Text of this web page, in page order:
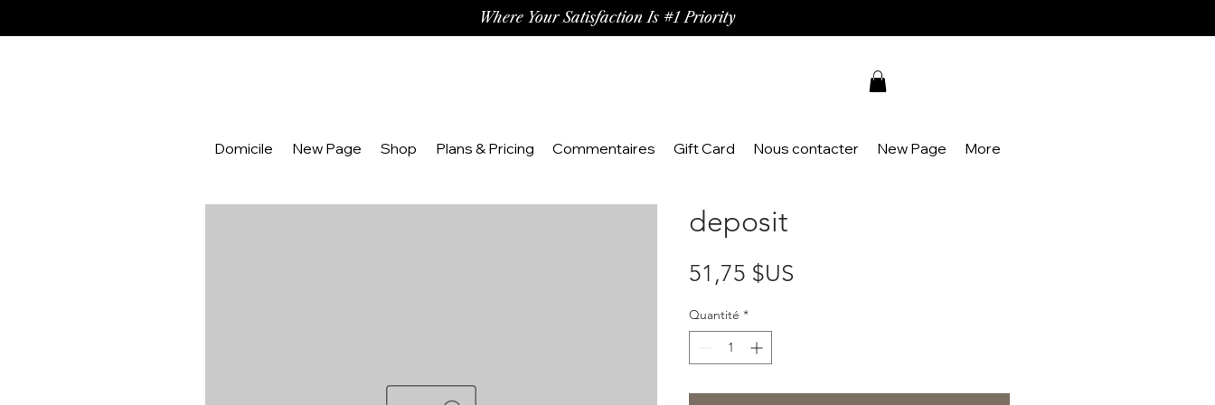
Where Your Satisfaction Is #1 Priority
Domicile New Page Shop Plans & Pricing Commentaires Gift Card Nous contacter New Page More
deposit
51,75 $US
Quantité *